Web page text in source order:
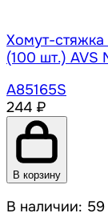
Хомут-
(100 шт.) AVS
A85165S
244 ₽
В корзину
В наличии: 59